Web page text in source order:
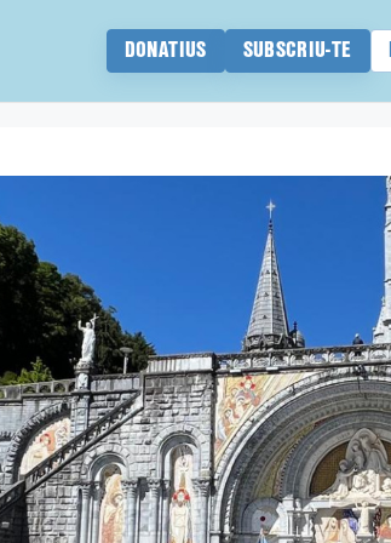
DONATIUS SUBSCRIU-TE